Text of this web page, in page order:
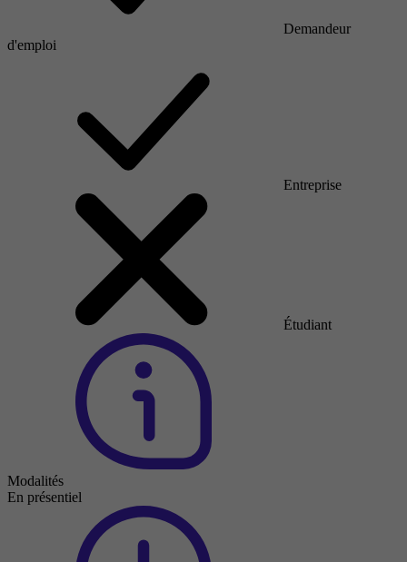
Demandeur
d'emploi
Entreprise
Étudiant
Modalités
En présentiel